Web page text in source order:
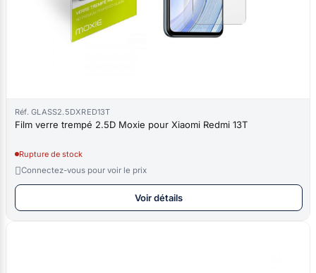
Réf. GLASS2.5DXRED13T
Film verre trempé 2.5D Moxie pour Xiaomi Redmi 13T
Rupture de stock
Connectez-vous pour voir le prix
Voir détails